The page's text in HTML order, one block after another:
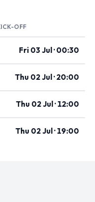
OFF
Fri 03 Jul · 00:30
Thu 02 Jul · 20:00
Thu 02 Jul · 12:00
Thu 02 Jul · 19:00